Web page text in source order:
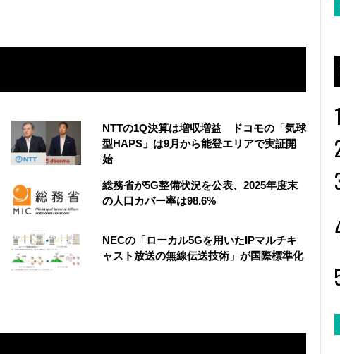
NTTの1Q決算は増収増益 ドコモの「気球
型HAPS」は9月から能登エリアで実証開
始
総務省が5G整備状況を公表、2025年度末
の人口カバー率は98.6%
NECの「ローカル5Gを用いたIPマルチキ
ャスト放送の無線伝送技術」が国際標準化